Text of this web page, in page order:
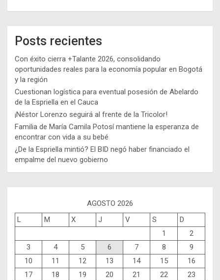
Posts recientes
Con éxito cierra +Talante 2026, consolidando
oportunidades reales para la economía popular en Bogotá
y la región
Cuestionan logística para eventual posesión de Abelardo
de la Espriella en el Cauca
¡Néstor Lorenzo seguirá al frente de la Tricolor!
Familia de María Camila Potosí mantiene la esperanza de
encontrar con vida a su bebé
¿De la Espriella mintió? El BID negó haber financiado el
empalme del nuevo gobierno
AGOSTO 2026
L
M X J V S
D
1
2
3
4 5 6 7 8
9
10
11 12 13 14 15
16
17
18 19 20 21 22
23